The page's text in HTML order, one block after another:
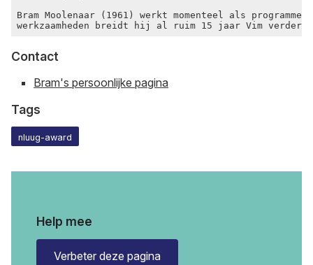
Bram Moolenaar (1961) werkt momenteel als
Contact
Bram's persoonlijke pagina
Tags
nluug-award
Help mee
Verbeter deze pagina